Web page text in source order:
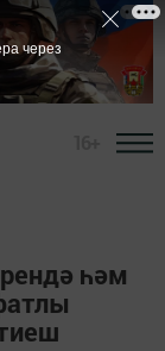
һәм
через